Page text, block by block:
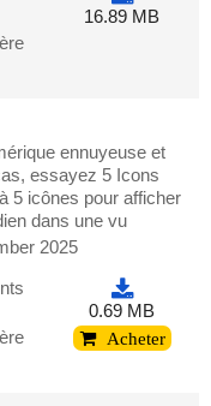
16.89 MB
ennuyeuse et
essayez 5 Icons
5 ​​icônes pour afficher
dans une vu
2025
0.69 MB
Acheter